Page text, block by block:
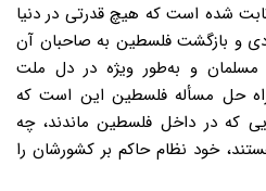
شده است که هیچ قدرتی در دنیا
و بازگشت فلسطین به صاحبان آن
و به‌طور ویژه در دل ملت
حل مسأله فلسطین این است که
که در داخل فلسطین ماندند، چه
خود نظام حاکم بر کشورشان را